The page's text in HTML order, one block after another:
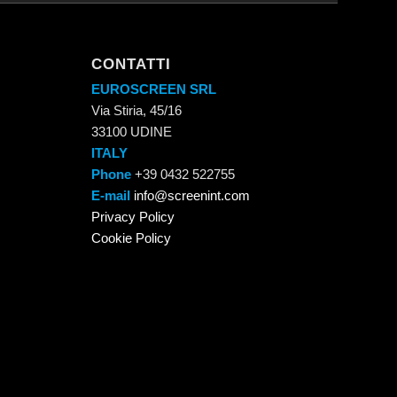
CONTATTI
EUROSCREEN SRL
Via Stiria, 45/16
33100 UDINE
ITALY
Phone +39 0432 522755
E-mail info@screenint.com
Privacy Policy
Cookie Policy